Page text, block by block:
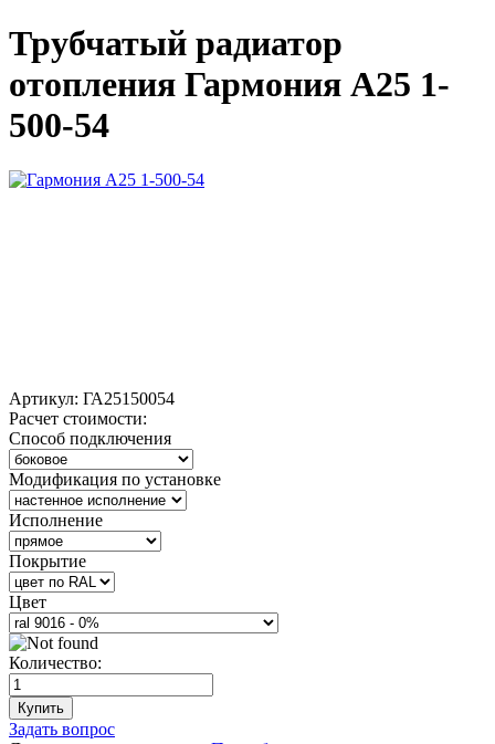
Трубчатый радиатор
отопления Гармония А25 1-
500-54
Артикул: ГА25150054
Расчет стоимости:
Способ подключения
Модификация по установке
Исполнение
Покрытие
Цвет
Количество:
Купить
Задать вопрос